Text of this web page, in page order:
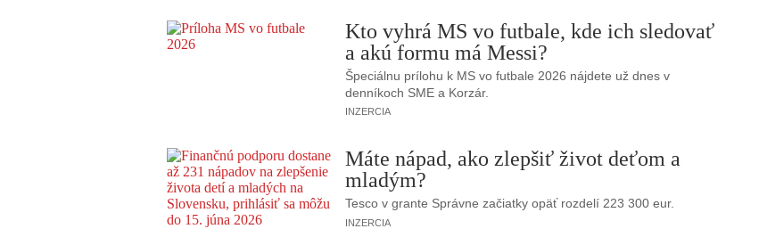
Kto vyhrá MS vo futbale, kde ich sledovať
a akú formu má Messi?
Špeciálnu prílohu k MS vo futbale 2026 nájdete už dnes v
denníkoch SME a Korzár.
INZERCIA
Máte nápad, ako zlepšiť život deťom a
mladým?
Tesco v grante Správne začiatky opäť rozdelí 223 300 eur.
INZERCIA